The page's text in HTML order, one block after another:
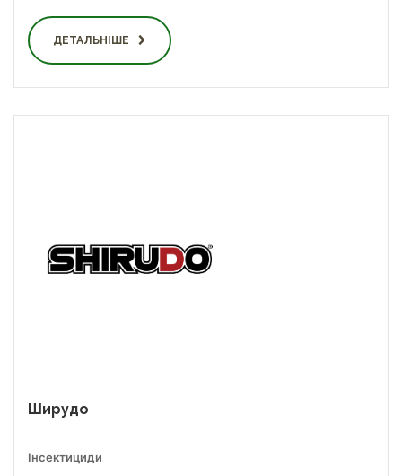
ДЕТАЛЬНІШЕ
Ширудо
Інсектициди